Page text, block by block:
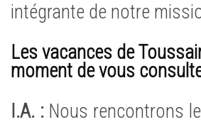
intégrante de notre
Les vacances de
moment de vous
I.A. :Nous rencontrons